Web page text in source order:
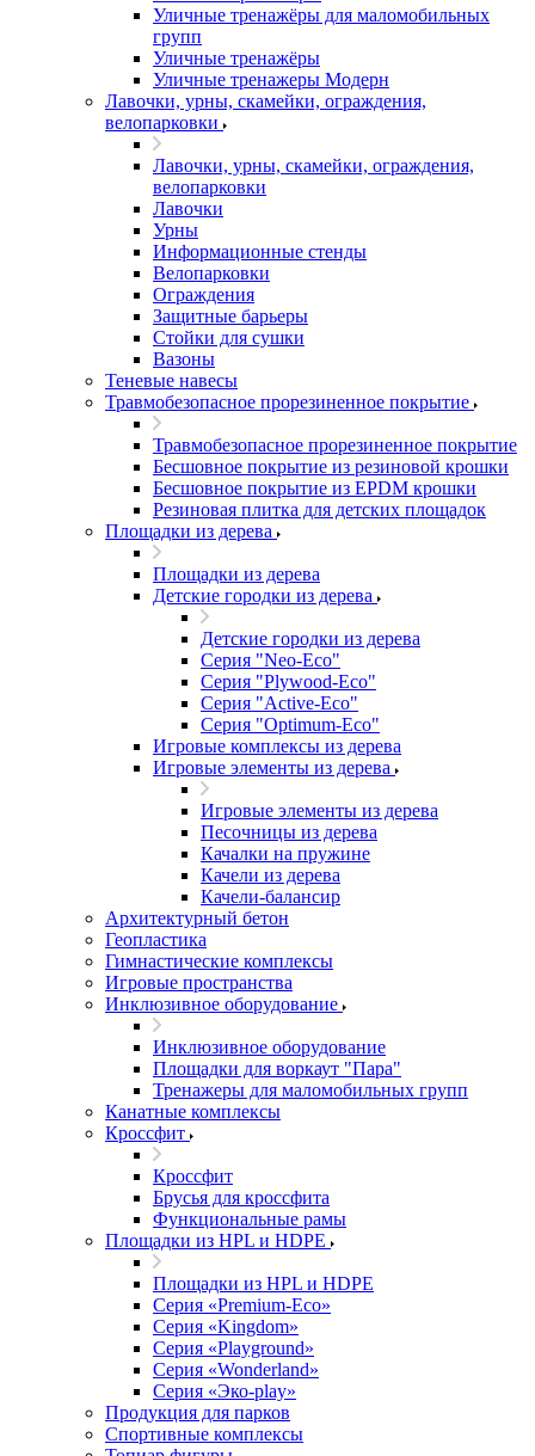
Уличные тренажёры для маломобильных
групп
Уличные тренажёры
Уличные тренажеры Модерн
Лавочки, урны, скамейки, ограждения,
велопарковки
Лавочки, урны, скамейки, ограждения,
велопарковки
Лавочки
Урны
Информационные стенды
Велопарковки
Ограждения
Защитные барьеры
Стойки для сушки
Вазоны
Теневые навесы
Травмобезопасное прорезиненное покрытие
Травмобезопасное прорезиненное покрытие
Бесшовное покрытие из резиновой крошки
Бесшовное покрытие из EPDM крошки
Резиновая плитка для детских площадок
Площадки из дерева
Площадки из дерева
Детские городки из дерева
Детские городки из дерева
Серия "Neo-Eco"
Серия "Plywood-Eco"
Серия "Active-Eco"
Серия "Оptimum-Еco"
Игровые комплексы из дерева
Игровые элементы из дерева
Игровые элементы из дерева
Песочницы из дерева
Качалки на пружине
Качели из дерева
Качели-балансир
Архитектурный бетон
Геопластика
Гимнастические комплексы
Игровые пространства
Инклюзивное оборудование
Инклюзивное оборудование
Площадки для воркаут "Пара"
Тренажеры для маломобильных групп
Канатные комплексы
Кроссфит
Кроссфит
Брусья для кроссфита
Функциональные рамы
Площадки из HPL и HDPE
Площадки из HPL и HDPE
Серия «Premium-Eco»
Серия «Kingdom»
Серия «Playground»
Серия «Wonderland»
Серия «Эко-play»
Продукция для парков
Спортивные комплексы